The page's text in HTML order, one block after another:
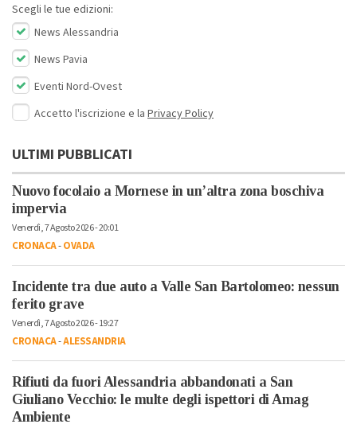
Scegli le tue edizioni:
News Alessandria
News Pavia
Eventi Nord-Ovest
Accetto l'iscrizione e la Privacy Policy
ULTIMI PUBBLICATI
Nuovo focolaio a Mornese in un’altra zona boschiva
impervia
Venerdì, 7 Agosto 2026 - 20:01
CRONACA-OVADA
Incidente tra due auto a Valle San Bartolomeo: nessun
ferito grave
Venerdì, 7 Agosto 2026 - 19:27
CRONACA-ALESSANDRIA
Rifiuti da fuori Alessandria abbandonati a San
Giuliano Vecchio: le multe degli ispettori di Amag
Ambiente